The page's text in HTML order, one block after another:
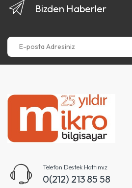
Bizden Haberler
E-posta Adresiniz
Telefon Destek Hattımız
0(212) 213 85 58